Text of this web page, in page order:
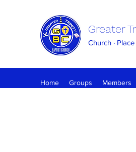
Greater
Church ·
Home Groups Members